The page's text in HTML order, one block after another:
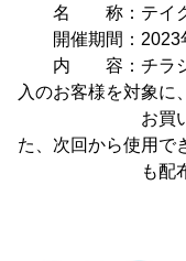
名 称：テイク
開催期間：2023年
内 容：チラシを
入のお客様を対象に、
お買い上げ金
た、次回から使用で
も配布し